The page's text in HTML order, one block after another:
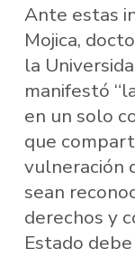
Ante estas
Mojica,
la
manifestó
en un solo
que
vulneración
sean
derechos y
Estado